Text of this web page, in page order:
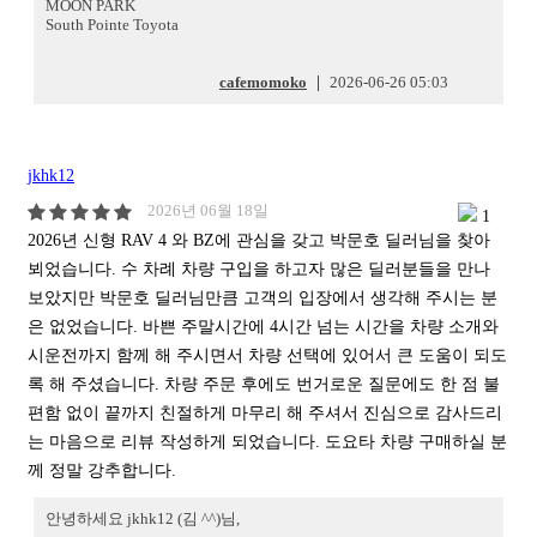
MOON PARK
South Pointe Toyota
cafemomoko 2026-06-26 05:03
jkhk12
2026년 06월 18일
1
2026년 신형 RAV 4 와 BZ에 관심을 갖고 박문호 딜러님을 찾아
뵈었습니다. 수 차례 차량 구입을 하고자 많은 딜러분들을 만나
보았지만 박문호 딜러님만큼 고객의 입장에서 생각해 주시는 분
은 없었습니다. 바쁜 주말시간에 4시간 넘는 시간을 차량 소개와
시운전까지 함께 해 주시면서 차량 선택에 있어서 큰 도움이 되도
록 해 주셨습니다. 차량 주문 후에도 번거로운 질문에도 한 점 불
편함 없이 끝까지 친절하게 마무리 해 주셔서 진심으로 감사드리
는 마음으로 리뷰 작성하게 되었습니다. 도요타 차량 구매하실 분
께 정말 강추합니다.
안녕하세요 jkhk12 (김 ^^)님,